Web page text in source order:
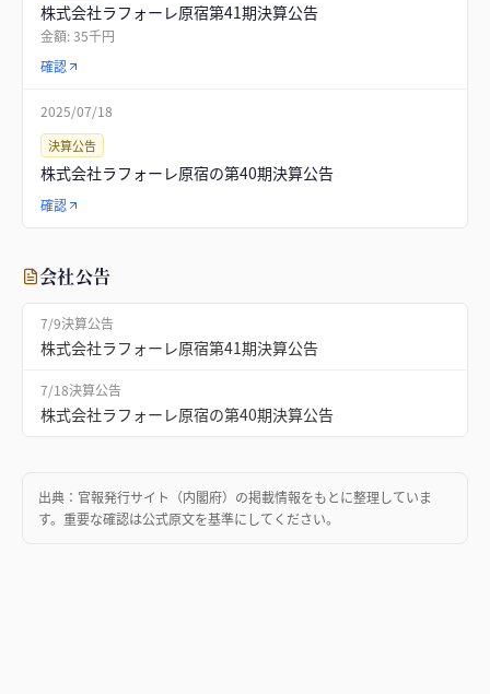
株式会社ラフォーレ原宿第41期決算公告
金額:35千円
確認
2025/07/18
決算公告
株式会社ラフォーレ原宿の第40期決算公告
確認
会社公告
7/9決算公告
株式会社ラフォーレ原宿第41期決算公告
7/18決算公告
株式会社ラフォーレ原宿の第40期決算公告
出典： 官報発行サイト（内閣府） の掲載情報をもとに整理していま
す。重要な確認は公式原文を基準にしてください。